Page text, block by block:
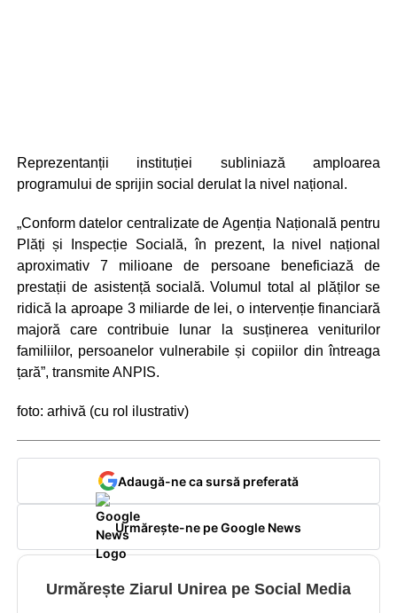
Reprezentanții instituției subliniază amploarea
programului de sprijin social derulat la nivel național.
„Conform datelor centralizate de Agenția Națională pentru
Plăți și Inspecție Socială, în prezent, la nivel național
aproximativ 7 milioane de persoane beneficiază de
prestații de asistență socială. Volumul total al plăților se
ridică la aproape 3 miliarde de lei, o intervenție financiară
majoră care contribuie lunar la susținerea veniturilor
familiilor, persoanelor vulnerabile și copiilor din întreaga
țară”, transmite ANPIS.
foto: arhivă (cu rol ilustrativ)
Adaugă-ne ca sursă preferată
Urmărește-ne pe Google News
Urmărește Ziarul Unirea pe Social Media